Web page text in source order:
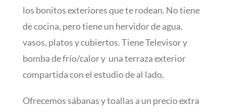
los bonitos exteriores que te rodean. No tiene
de cocina, pero tiene un hervidor de agua,
vasos, platos y cubiertos. Tiene Televisor y
bomba de frío/calor y una terraza exterior
compartida con el estudio de al lado.
Ofrecemos sábanas y toallas a un precio extra